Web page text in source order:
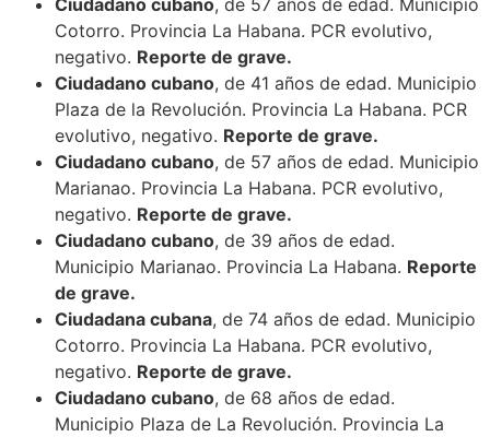
Ciudadano cubano, de 57 años de edad. Municipio
Cotorro. Provincia La Habana. PCR evolutivo,
negativo. Reporte de grave.
Ciudadano cubano, de 41 años de edad. Municipio
Plaza de la Revolución. Provincia La Habana. PCR
evolutivo, negativo. Reporte de grave.
Ciudadano cubano, de 57 años de edad. Municipio
Marianao. Provincia La Habana. PCR evolutivo,
negativo. Reporte de grave.
Ciudadano cubano, de 39 años de edad.
Municipio Marianao. Provincia La Habana. Reporte
de grave.
Ciudadana cubana, de 74 años de edad. Municipio
Cotorro. Provincia La Habana. PCR evolutivo,
negativo. Reporte de grave.
Ciudadano cubano, de 68 años de edad.
Municipio Plaza de La Revolución. Provincia La